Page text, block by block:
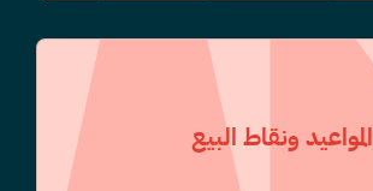
ونقاط البيع